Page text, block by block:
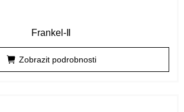
Frankel-Ⅱ
Zobrazit podrobnosti